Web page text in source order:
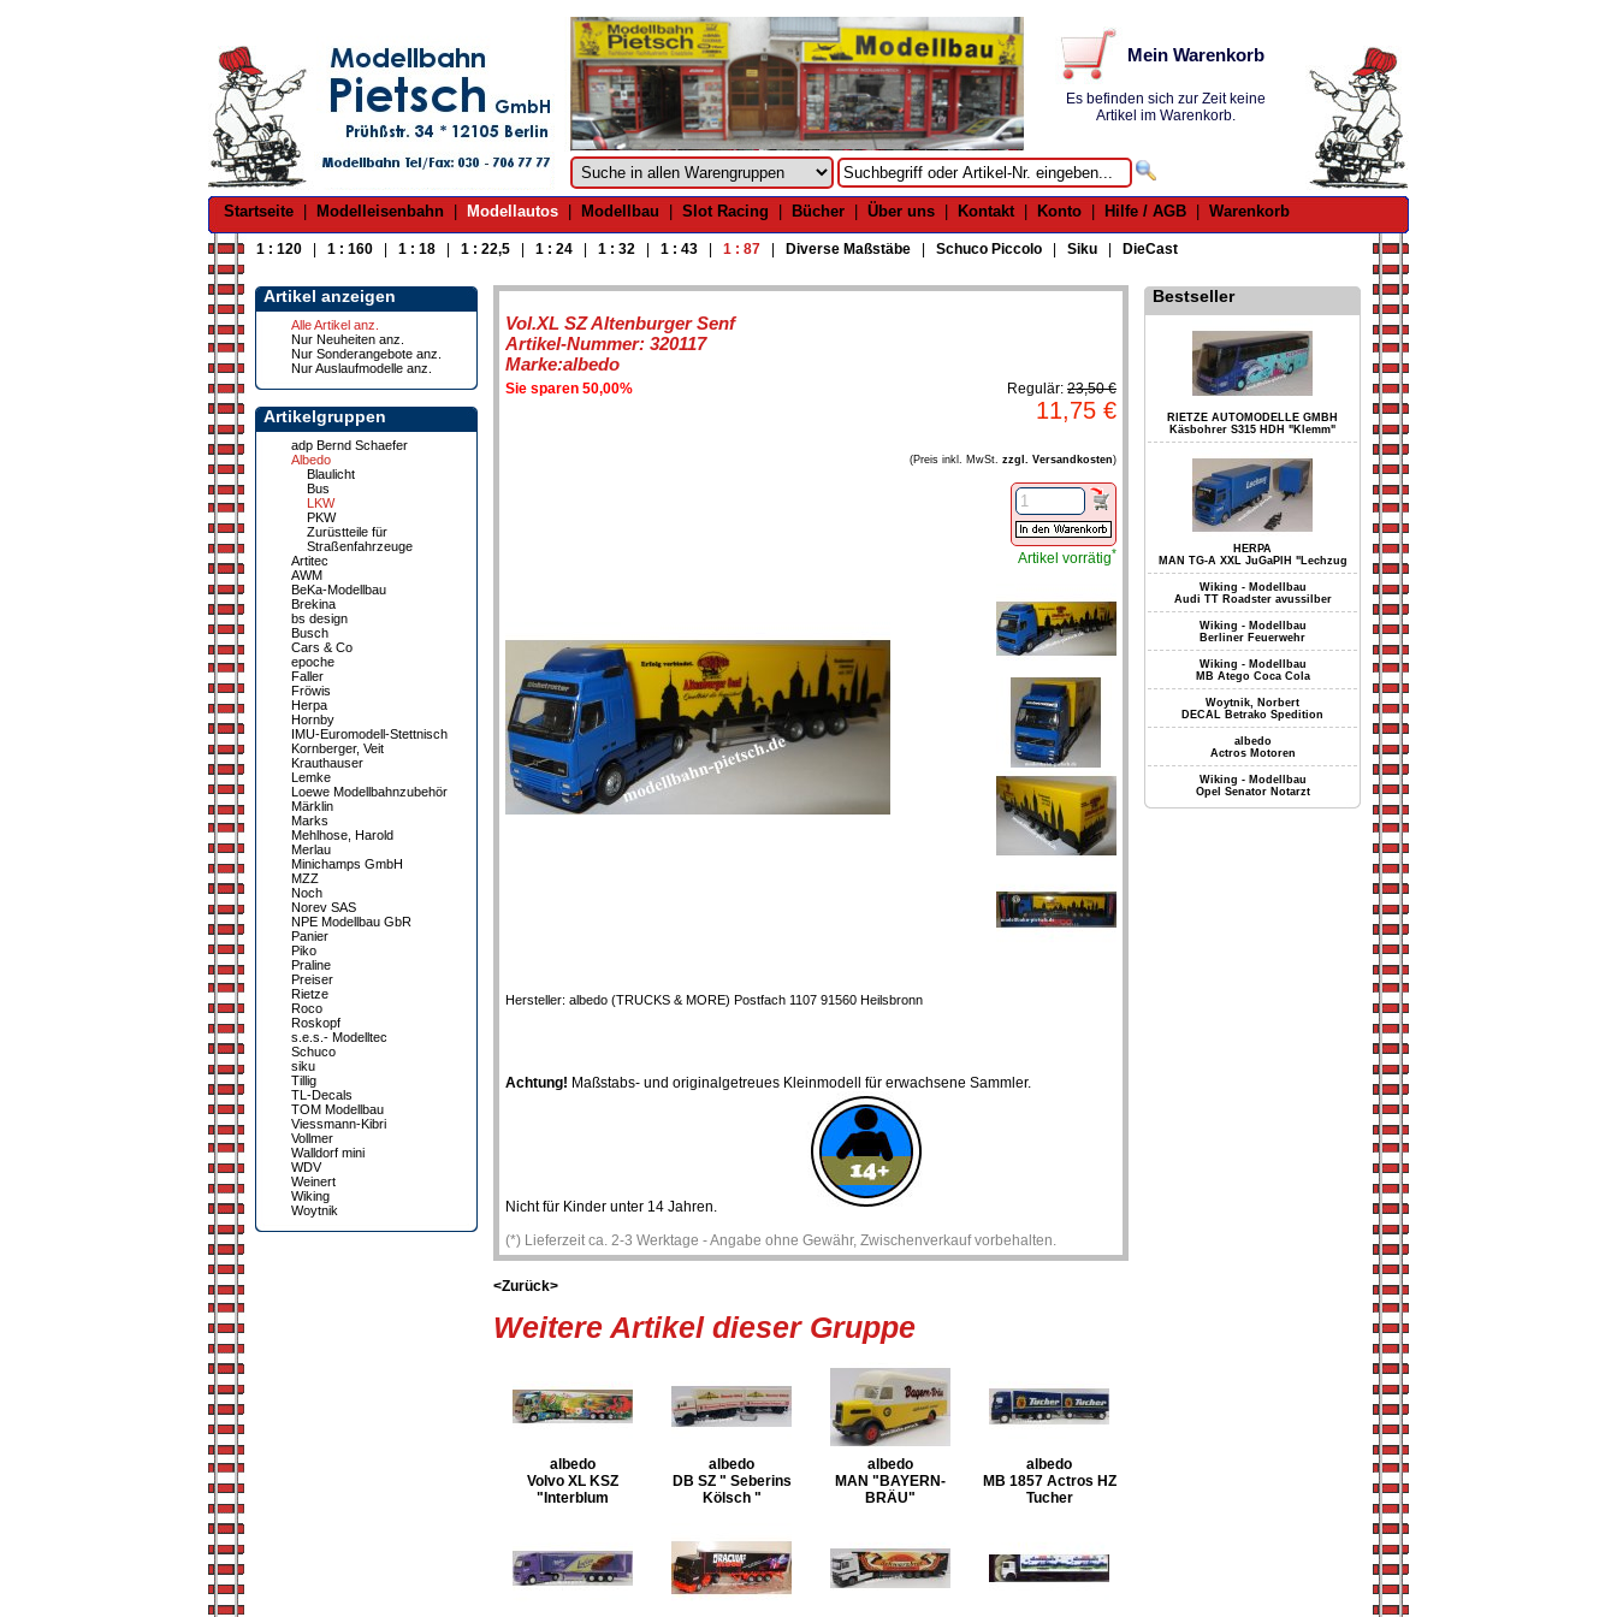
Mein Warenkorb
Es befinden sich zur Zeit keine
Artikel im Warenkorb.
Startseite Modelleisenbahn Modellautos Modellbau Slot Racing Bücher Über uns Kontakt| Konto Hilfe / AGB Warenkorb
1 : 120 1 : 160 1 : 18 1 : 22,5 1 : 24 1 : 32 1 : 43 1 : 87 Diverse Maßstäbe Schuco Piccolo Siku DieCast
Artikel anzeigen
Alle Artikel anz.
Nur Neuheiten anz.
Nur Sonderangebote anz.
Nur Auslaufmodelle anz.
Artikelgruppen
adp Bernd Schaefer
Albedo
Blaulicht
Bus
LKW
PKW
Zurüstteile für
Straßenfahrzeuge
Artitec
AWM
BeKa-Modellbau
Brekina
bs design
Busch
Cars & Co
epoche
Faller
Fröwis
Herpa
Hornby
IMU-Euromodell-Stettnisch
Kornberger, Veit
Krauthauser
Lemke
Loewe Modellbahnzubehör
Märklin
Marks
Mehlhose, Harold
Merlau
Minichamps GmbH
MZZ
Noch
Norev SAS
NPE Modellbau GbR
Panier
Piko
Praline
Preiser
Rietze
Roco
Roskopf
s.e.s.- Modelltec
Schuco
siku
Tillig
TL-Decals
TOM Modellbau
Viessmann-Kibri
Vollmer
Walldorf mini
WDV
Weinert
Wiking
Woytnik
Vol.XL SZ Altenburger Senf
Artikel-Nummer: 320117
Marke:albedo
Regulär: 23,50 €
11,75 €
(Preis inkl. MwSt. zzgl. Versandkosten)
Sie sparen 50,00%
Artikel vorrätig*
Hersteller: albedo (TRUCKS & MORE) Postfach 1107 91560 Heilsbronn
Achtung! Maßstabs- und originalgetreues Kleinmodell für erwachsene Sammler.
Nicht für Kinder unter 14 Jahren.
(*) Lieferzeit ca. 2-3 Werktage - Angabe ohne Gewähr, Zwischenverkauf vorbehalten.
<Zurück>
Weitere Artikel dieser Gruppe
albedo
Volvo XL KSZ
"Interblum
albedo
DB SZ " Seberins
Kölsch "
albedo
MAN "BAYERN-
BRÄU"
albedo
MB 1857 Actros HZ
Tucher
Bestseller
RIETZE AUTOMODELLE GMBH
Käsbohrer S315 HDH "Klemm"
HERPA
MAN TG-A XXL JuGaPlH "Lechzug
Wiking - Modellbau
Audi TT Roadster avussilber
Wiking - Modellbau
Berliner Feuerwehr
Wiking - Modellbau
MB Atego Coca Cola
Woytnik, Norbert
DECAL Betrako Spedition
albedo
Actros Motoren
Wiking - Modellbau
Opel Senator Notarzt